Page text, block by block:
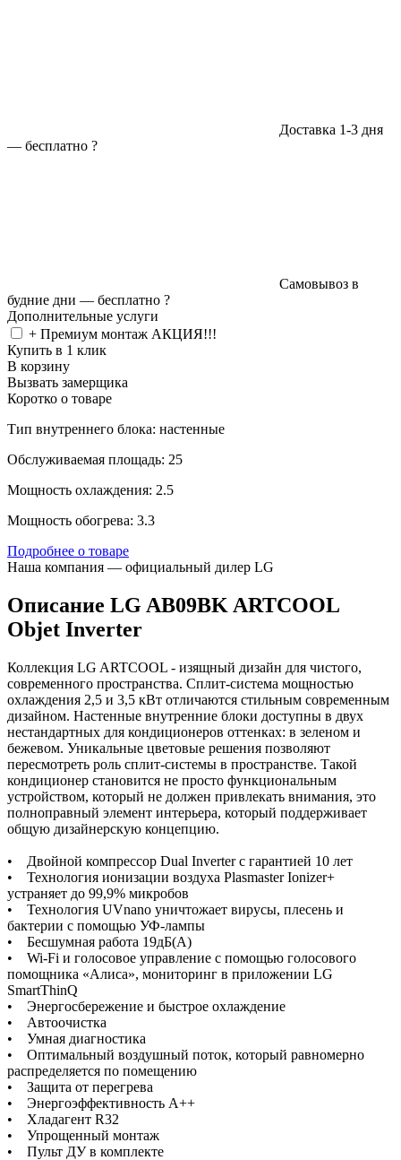
Доставка 1-3 дня
— бесплатно ?
Самовывоз в
будние дни — бесплатно ?
Дополнительные услуги
+ Премиум монтаж АКЦИЯ!!!
Купить в 1 клик
В корзину
Вызвать замерщика
Коротко о товаре
Тип внутреннего блока: настенные
Обслуживаемая площадь: 25
Мощность охлаждения: 2.5
Мощность обогрева: 3.3
Подробнее о товаре
Наша компания — официальный дилер LG
Описание LG AB09BK ARTCOOL
Objet Inverter
Коллекция LG ARTCOOL - изящный дизайн для чистого,
современного пространства. Сплит-система мощностью
охлаждения 2,5 и 3,5 кВт отличаются стильным современным
дизайном. Настенные внутренние блоки доступны в двух
нестандартных для кондиционеров оттенках: в зеленом и
бежевом. Уникальные цветовые решения позволяют
пересмотреть роль сплит-системы в пространстве. Такой
кондиционер становится не просто функциональным
устройством, который не должен привлекать внимания, это
полноправный элемент интерьера, который поддерживает
общую дизайнерскую концепцию.
• Двойной компрессор Dual Inverter с гарантией 10 лет
• Технология ионизации воздуха Plasmaster Ionizer+
устраняет до 99,9% микробов
• Технология UVnano уничтожает вирусы, плесень и
бактерии с помощью УФ-лампы
• Бесшумная работа 19дБ(А)
• Wi-Fi и голосовое управление с помощью голосового
помощника «Алиса», мониторинг в приложении LG
SmartThinQ
• Энергосбережение и быстрое охлаждение
• Автоочистка
• Умная диагностика
• Оптимальный воздушный поток, который равномерно
распределяется по помещению
• Защита от перегрева
• Энергоэффективность А++
• Хладагент R32
• Упрощенный монтаж
• Пульт ДУ в комплекте